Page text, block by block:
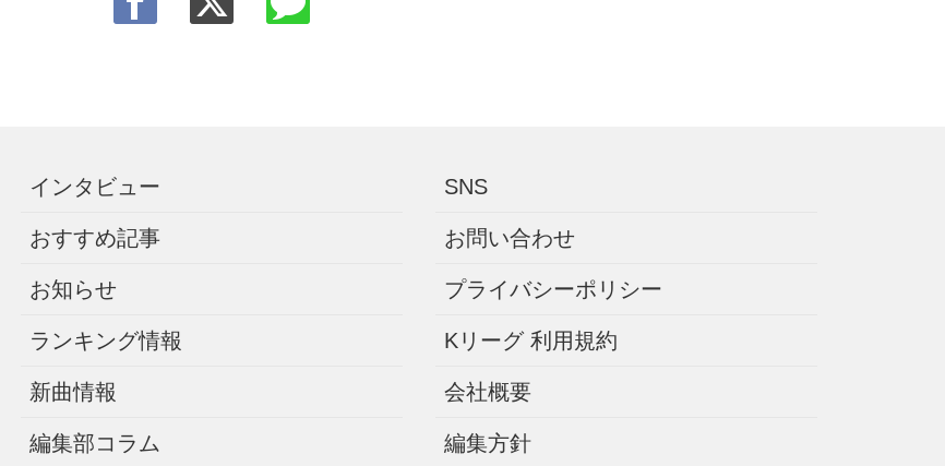
インタビュー
おすすめ記事
お知らせ
ランキング情報
新曲情報
編集部コラム
SNS
お問い合わせ
プライバシーポリシー
Kリーグ 利用規約
会社概要
編集方針